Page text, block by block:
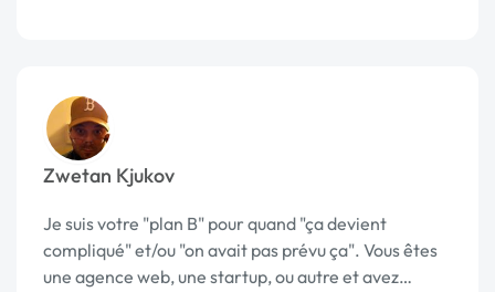
Zwetan Kjukov
Je suis votre "plan B" pour quand "ça devient
compliqué" et/ou "on avait pas prévu ça". Vous êtes
une agence web, une startup, ou autre et avez